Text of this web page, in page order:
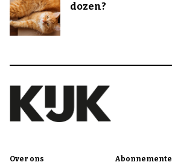
dozen?
Over ons